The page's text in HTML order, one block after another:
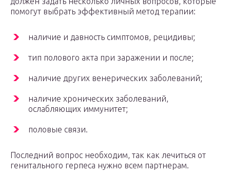
помогут выбрать эффективный метод терапии:
наличие и давность симптомов, рецидивы;
тип полового акта при заражении и после;
наличие других венерических заболеваний;
наличие хронических заболеваний,
ослабляющих иммунитет;
половые связи.
Последний вопрос необходим, так как лечиться от
генитального герпеса нужно всем партнерам.